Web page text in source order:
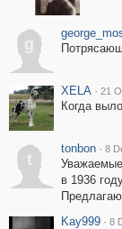
g
XELA · 21
Когда
t
tonbon · 8
в 1936
Kay999 · 8